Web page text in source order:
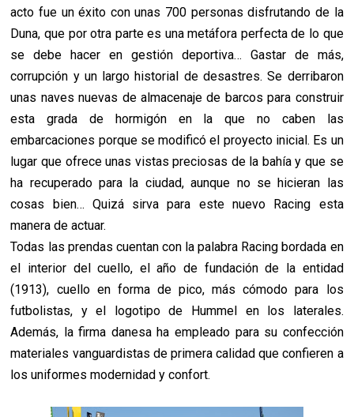
acto fue un éxito con unas 700 personas disfrutando de la
Duna, que por otra parte es una metáfora perfecta de lo que
se debe hacer en gestión deportiva… Gastar de más,
corrupción y un largo historial de desastres. Se derribaron
unas naves nuevas de almacenaje de barcos para construir
esta grada de hormigón en la que no caben las
embarcaciones porque se modificó el proyecto inicial. Es un
lugar que ofrece unas vistas preciosas de la bahía y que se
ha recuperado para la ciudad, aunque no se hicieran las
cosas bien… Quizá sirva para este nuevo Racing esta
manera de actuar.
Todas las prendas cuentan con la palabra Racing bordada en
el interior del cuello, el año de fundación de la entidad
(1913), cuello en forma de pico, más cómodo para los
futbolistas, y el logotipo de Hummel en los laterales.
Además, la firma danesa ha empleado para su confección
materiales vanguardistas de primera calidad que confieren a
los uniformes modernidad y confort.